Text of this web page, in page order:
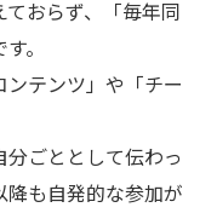
おらず、「毎年同
。
テンツ」や「チー
ごととして伝わっ
も自発的な参加が